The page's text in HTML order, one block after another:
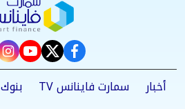
facebook
twitter
أخبار
سمارت فاينانس TV بنوك